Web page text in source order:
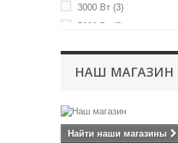
3000 Вт (3)
5000 Вт
(3)
НАШ МАГАЗИН
Найти наши магазины